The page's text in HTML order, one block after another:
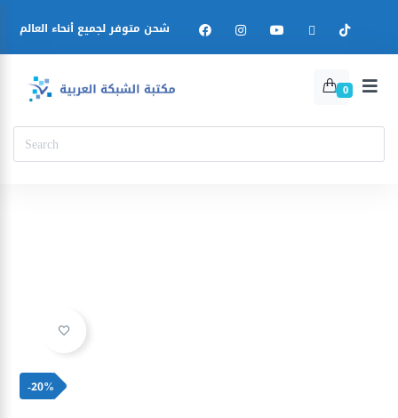
شحن متوفر لجميع أنحاء العالم
0
Ajouter à la liste d’envies
-20%